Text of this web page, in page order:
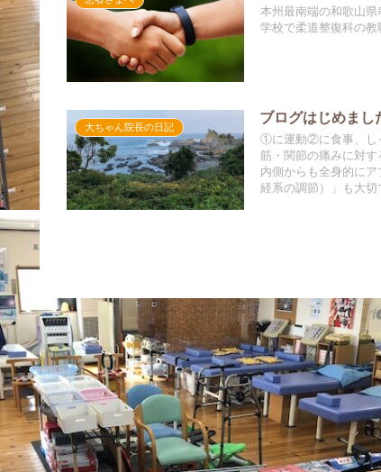
本州最南端の和歌山
学校で柔道整復科の教
大ちゃん院長の日記
ブログはじめまし
①に運動②に食事、し
筋・関節の痛みに対
内側からも全身的に
経系の調節）」も大切